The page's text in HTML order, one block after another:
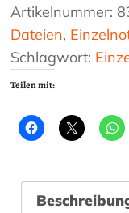
dem
Mittelalter)
Menge
Artikelnummer:
Dateien,
Schlagwort:
Teilen mit: